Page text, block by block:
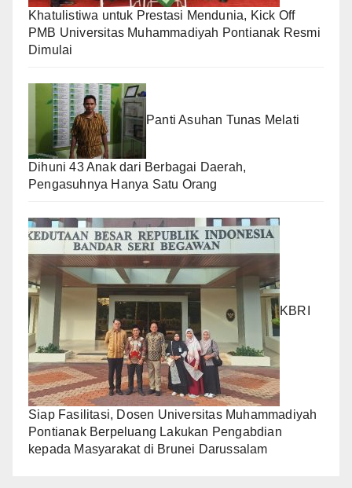
Khatulistiwa untuk Prestasi Mendunia, Kick Off
PMB Universitas Muhammadiyah Pontianak Resmi
Dimulai
Panti Asuhan Tunas Melati
Dihuni 43 Anak dari Berbagai Daerah,
Pengasuhnya Hanya Satu Orang
KBRI
Siap Fasilitasi, Dosen Universitas Muhammadiyah
Pontianak Berpeluang Lakukan Pengabdian
kepada Masyarakat di Brunei Darussalam